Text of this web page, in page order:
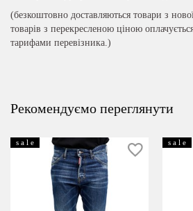
(безкоштовно доставляються товари з
товарів з перекресленою ціною
тарифами перевізника.)
Рекомендуємо переглянути
s a l e s a l e